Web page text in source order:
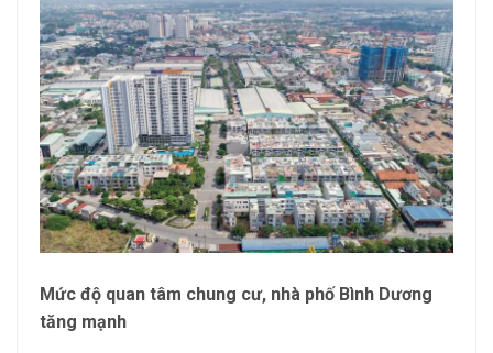
Mức độ quan tâm chung cư, nhà phố Bình Dương
tăng mạnh